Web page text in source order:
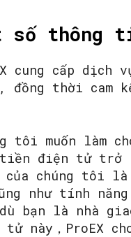
số thông
cung cấp
đồng thời cam
tôi muốn làm
điện tử trở
của chúng tôi
như tính
dù bạn là nhà
tử này，ProEX